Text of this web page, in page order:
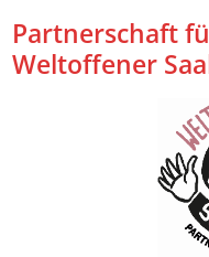
Partnerschaft
Weltoffener